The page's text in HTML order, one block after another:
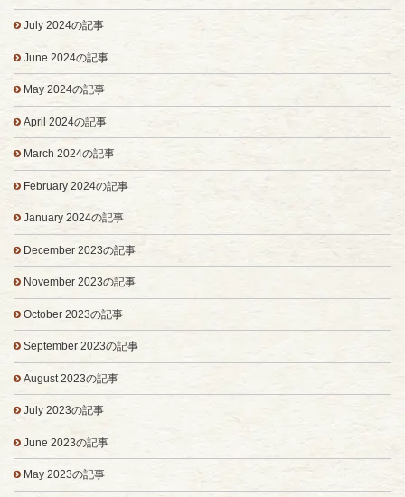
July 2024の記事
June 2024の記事
May 2024の記事
April 2024の記事
March 2024の記事
February 2024の記事
January 2024の記事
December 2023の記事
November 2023の記事
October 2023の記事
September 2023の記事
August 2023の記事
July 2023の記事
June 2023の記事
May 2023の記事